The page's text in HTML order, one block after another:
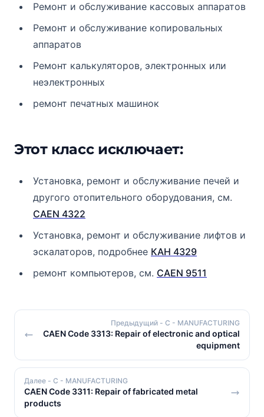
Ремонт и обслуживание кассовых аппаратов
Ремонт и обслуживание копировальных
аппаратов
Ремонт калькуляторов, электронных или
неэлектронных
ремонт печатных машинок
Этот класс исключает:
Установка, ремонт и обслуживание печей и
другого отопительного оборудования, см.
CAEN 4322
Установка, ремонт и обслуживание лифтов и
эскалаторов, подробнее КАН 4329
ремонт компьютеров, см. CAEN 9511
Предыдущий - C - MANUFACTURING
CAEN Code 3313: Repair of electronic and optical
equipment
Далее - C - MANUFACTURING
CAEN Code 3311: Repair of fabricated metal
products